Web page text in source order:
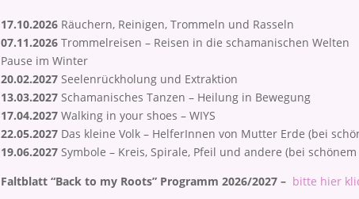
17.10.2026 Räuchern, Reinigen, Trommeln und Rasseln
07.11.2026Trommelreisen – Reisen in die schamanischen Welten
Pause im Winter
20.02.2027Seelenrückholung und Extraktion
13.03.2027Schamanisches Tanzen – Heilung in Bewegung
17.04.2027Walking in your shoes – WIYS
22.05.2027 Das kleine Volk – HelferInnen von Mutter Erde (bei
19.06.2027Symbole – Kreis, Spirale, Pfeil und andere (bei
Faltblatt “Back to my Roots” Programm 2026/2027 – bitte hier